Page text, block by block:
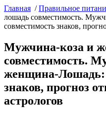
Главная /Правильное
лошадь совместимость.
совместимость знаков,
Мужчина-коза и
совместимость.
женщина-Лошадь:
знаков, прогноз
астрологов